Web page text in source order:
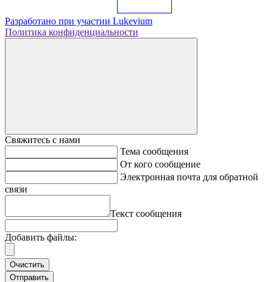
Разработано при участии Lukevium
Политика конфиденциальности
Свяжитесь с нами
Тема сообщения
От кого сообщение
Электронная почта для обратной
связи
Текст сообщения
Добавить файлы:
Очистить
Отправить